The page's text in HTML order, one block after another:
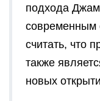
подхода
современным
считать, что
также
новых